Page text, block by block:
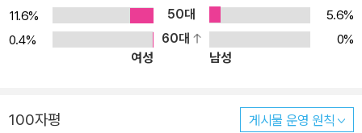
11.6%
50대
5.6%
0.4%
60대
0%
여성
남성
100자평 게시물 운영 원칙